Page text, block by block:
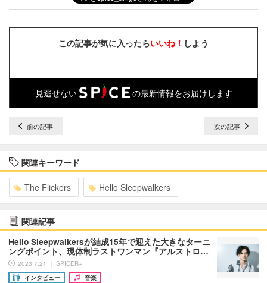
この記事が気に入ったらいいね！ しよう
見逃せない の最新情報をお届けします
前の記事 次の記事
関連キーワード
The Flickers Hello Sleepwalkers
関連記事
Hello Sleepwalkersが結成15年で迎えた大きなターニ
ングポイント、現体制ラストワンマン『アルストロ…
2023.7.21 ｜ SPICER+
インタビュー
音楽